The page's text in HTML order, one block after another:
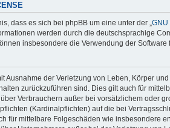
dass es sich bei phpBB um eine unter der „GNU
werden durch die deutschsprachige
insbesondere die Verwendung der
Ausnahme der Verletzung von Leben, Körper
zurückzuführen sind. Dies gilt auch für
Verbrauchern außer bei vorsätzlichem oder
(Kardinalpflichten) auf die bei
für mittelbare Folgeschäden wie insbesondere